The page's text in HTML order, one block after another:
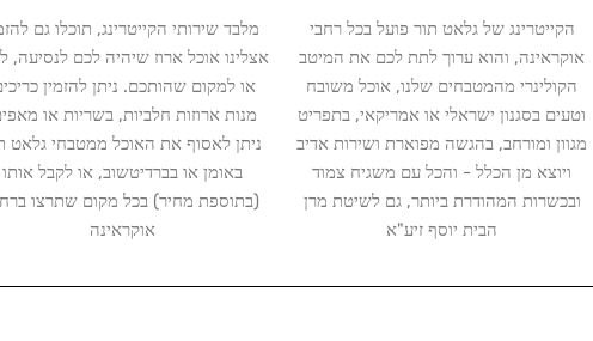
הקייטרינג של גלאט תור פועל בכל רחבי
אוקראינה, והוא ערוך לתת לכם את המיטב
הקולינרי מהמטבחים שלנו, אוכל משובח
וטעים בסגנון ישראלי או אמריקאי, בתפריט
מגוון ומורחב, בהגשה מפוארת ושירות אדיב
ויוצא מן הכלל - והכל עם משגיח צמוד
ובכשרות המהודרת ביותר, גם לשיטת מרן
הבית יוסף זיע"א
מלבד שירותי הקייטרינג, תוכלו גם
אצלינו אוכל ארוז שיהיה לכם לנסיעה,
או למקום שהותכם. ניתן להזמין
מנות ארוזות חלביות, בשריות או
ניתן לאסוף את האוכל ממטבחי גלאט
באומן או בברדיטשוב, או לקבל אותו
(בתוספת מחיר) בכל מקום שתרצו
אוקראינה